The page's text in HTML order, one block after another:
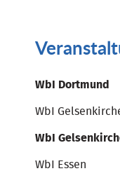
WbI Dortmund
WbI
WbI
WbI Essen